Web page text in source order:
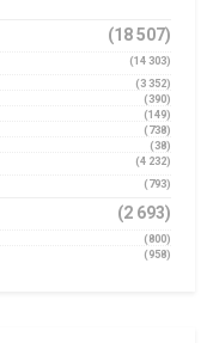
(18 507)
(14 303)
(3 352)
(390)
(149)
(738)
(38)
(4 232)
(793)
(2 693)
(800)
(958)